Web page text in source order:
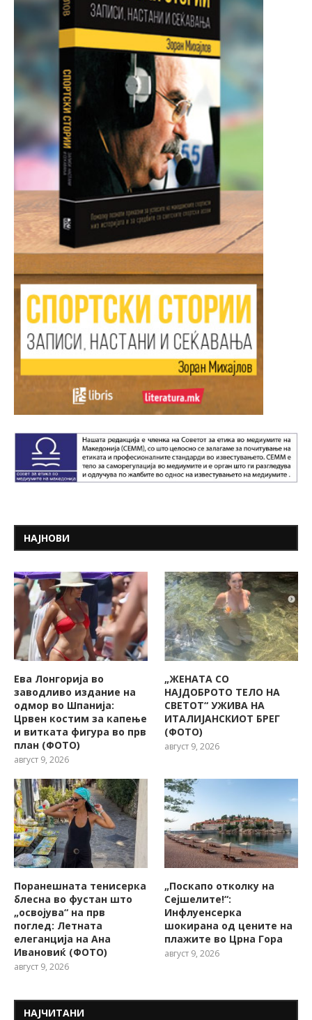
НАЈНОВИ
Ева Лонгорија во
заводливо издание на
одмор во Шпанија:
Црвен костим за капење
и витката фигура во прв
план (ФОТО)
август 9, 2026
„ЖЕНАТА СО
НАЈДОБРОТО ТЕЛО НА
СВЕТОТ“ УЖИВА НА
ИТАЛИЈАНСКИОТ БРЕГ
(ФОТО)
август 9, 2026
Поранешната тенисерка
блесна во фустан што
„освојува“ на прв
поглед: Летната
елеганција на Ана
Ивановиќ (ФОТО)
август 9, 2026
„Поскапо отколку на
Сејшелите!“:
Инфлуенсерка
шокирана од цените на
плажите во Црна Гора
август 9, 2026
НАЈЧИТАНИ